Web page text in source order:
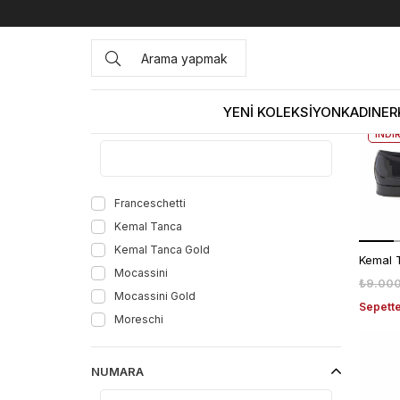
YENİ KOLEKSİYONKADIN
Anasayfa İLKBAHAR&YAZ
İLKBAHAR&YAZ
Franceschetti
Kemal Tanca
Kemal Tanca Gold
Mocassini
Mocassini Gold
Moreschi
NUMARA